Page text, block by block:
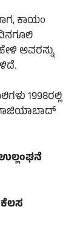
ಕಾಯಂ
ಅವರನ್ನು
1998ರಲ್ಲಿ
ಗಾಜಿಯಾಬಾದ್‌